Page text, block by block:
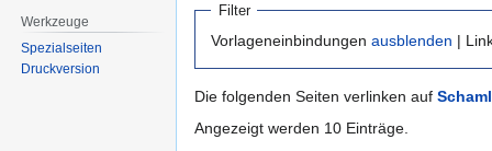
Filter
Vorlageneinbindungen ausblenden |
Die folgenden Seiten verlinken auf
Angezeigt werden 10 Einträge.
Werkzeuge
Spezialseiten
Druckversion